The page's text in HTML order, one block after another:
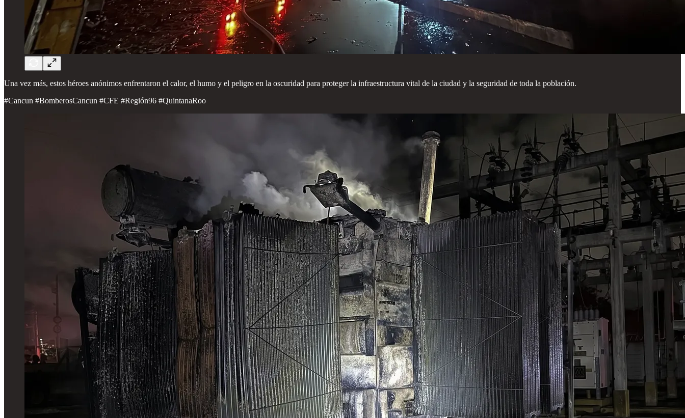
Una vez más, estos héroes anónimos enfrentaron el calor, el humo y el peligro en la oscuridad para proteger la infraestructura vital de la ciudad y la seguridad de toda la población.
#Cancun #BomberosCancun #CFE #Región96 #QuintanaRoo